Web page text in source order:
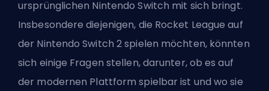
ursprünglichen Nintendo Switch mit sich bringt.
Insbesondere diejenigen, die Rocket League auf
der Nintendo Switch 2 spielen möchten, könnten
sich einige Fragen stellen, darunter, ob es auf
der modernen Plattform spielbar ist und wo sie